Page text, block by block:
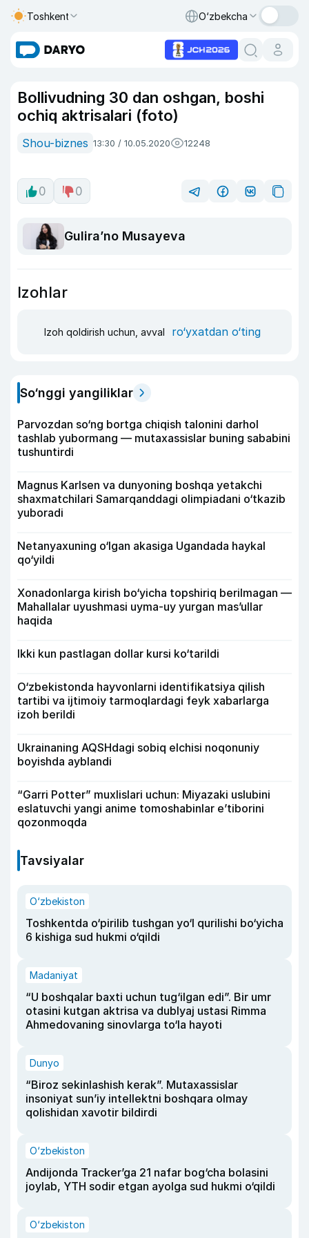
Toshkent O‘zbekcha
Bollivudning 30 dan oshgan, boshi
ochiq aktrisalari (foto)
Shou-biznes 13:30 / 10.05.2020 12248
0 0
Guliraʼno Musayeva
Izohlar
Izoh qoldirish uchun, avval ro‘yxatdan o‘ting
So‘nggi yangiliklar
Parvozdan so‘ng bortga chiqish talonini darhol
tashlab yubormang — mutaxassislar buning sababini
tushuntirdi
Magnus Karlsen va dunyoning boshqa yetakchi
shaxmatchilari Samarqanddagi olimpiadani o‘tkazib
yuboradi
Netanyaxuning o‘lgan akasiga Ugandada haykal
qo‘yildi
Xonadonlarga kirish bo‘yicha topshiriq berilmagan —
Mahallalar uyushmasi uyma-uy yurgan mas’ullar
haqida
Ikki kun pastlagan dollar kursi ko‘tarildi
O‘zbekistonda hayvonlarni identifikatsiya qilish
tartibi va ijtimoiy tarmoqlardagi feyk xabarlarga
izoh berildi
Ukrainaning AQSHdagi sobiq elchisi noqonuniy
boyishda ayblandi
“Garri Potter” muxlislari uchun: Miyazaki uslubini
eslatuvchi yangi anime tomoshabinlar e’tiborini
qozonmoqda
Tavsiyalar
O‘zbekiston
Toshkentda o‘pirilib tushgan yo‘l qurilishi bo‘yicha
6 kishiga sud hukmi o‘qildi
Madaniyat
“U boshqalar baxti uchun tug‘ilgan edi”. Bir umr
otasini kutgan aktrisa va dublyaj ustasi Rimma
Ahmedovaning sinovlarga to‘la hayoti
Dunyo
“Biroz sekinlashish kerak”. Mutaxassislar
insoniyat sun’iy intellektni boshqara olmay
qolishidan xavotir bildirdi
O‘zbekiston
Andijonda Tracker’ga 21 nafar bog‘cha bolasini
joylab, YTH sodir etgan ayolga sud hukmi o‘qildi
O‘zbekiston